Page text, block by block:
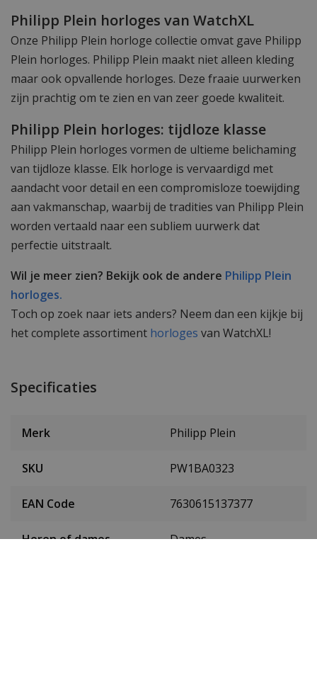
Philipp Plein horloges van WatchXL
Onze Philipp Plein horloge collectie omvat gave Philipp
Plein horloges. Philipp Plein maakt niet alleen kleding
maar ook opvallende horloges. Deze fraaie uurwerken
zijn prachtig om te zien en van zeer goede kwaliteit.
Philipp Plein horloges: tijdloze klasse
Philipp Plein horloges vormen de ultieme belichaming
van tijdloze klasse. Elk horloge is vervaardigd met
aandacht voor detail en een compromisloze toewijding
aan vakmanschap, waarbij de tradities van Philipp Plein
worden vertaald naar een subliem uurwerk dat
perfectie uitstraalt.
Wil je meer zien? Bekijk ook de andere Philipp Plein
horloges.
Toch op zoek naar iets anders? Neem dan een kijkje bij
het complete assortiment horloges van WatchXL!
Specificaties
Merk Philipp Plein
SKU PW1BA0323
EAN Code 7630615137377
Heren of dames Dames